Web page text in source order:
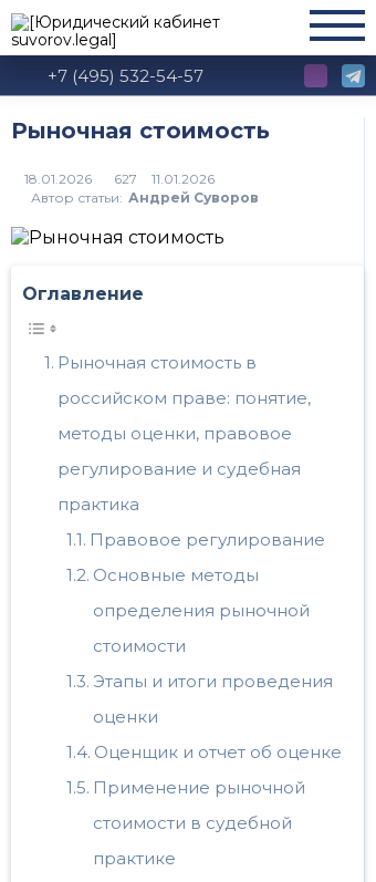
+7 (495) 532-54-57
Рыночная стоимость
627
Автор статьи: Андрей Суворов
Оглавление
Рыночная стоимость в
российском праве: понятие,
методы оценки, правовое
регулирование и судебная
практика
Правовое регулирование
Основные методы
определения рыночной
стоимости
Этапы и итоги проведения
оценки
Оценщик и отчет об оценке
Применение рыночной
стоимости в судебной
практике